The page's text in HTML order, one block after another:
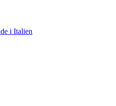
i Italien